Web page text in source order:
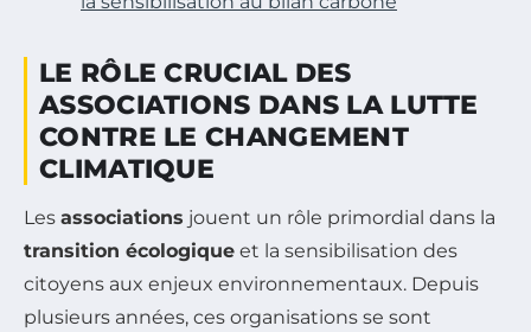
LE RÔLE CRUCIAL DES
ASSOCIATIONS DANS LA LUTTE
CONTRE LE CHANGEMENT
CLIMATIQUE
Les associations jouent un rôle primordial dans la
transition écologique et la sensibilisation des
citoyens aux enjeux environnementaux. Depuis
plusieurs années, ces organisations se sont